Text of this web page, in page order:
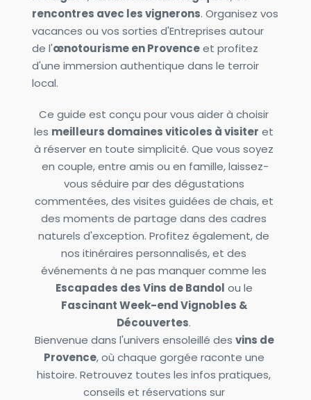
rencontres avec les vignerons. Organisez vos
vacances ou vos sorties d'Entreprises autour
de l'œnotourisme en Provence et profitez
d'une immersion authentique dans le terroir
local.
Ce guide est conçu pour vous aider à choisir
les meilleurs domaines viticoles à visiter et
à réserver en toute simplicité. Que vous soyez
en couple, entre amis ou en famille, laissez-
vous séduire par des dégustations
commentées, des visites guidées de chais, et
des moments de partage dans des cadres
naturels d'exception. Profitez également, de
nos itinéraires personnalisés, et des
Escapades des Vins de Bandol
Fascinant Week-end Vignobles &
Découvertes.
Bienvenue dans l'univers ensoleillé des vins de
Provence, où chaque gorgée raconte une
histoire. Retrouvez toutes les infos pratiques,
conseils et réservations sur